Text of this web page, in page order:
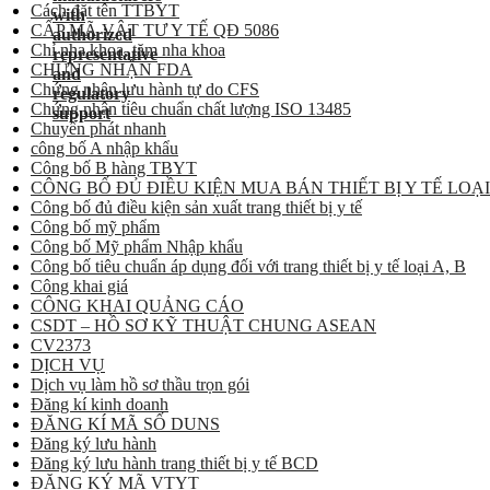
Cách đặt tên TTBYT
CẤP MÃ VẬT TƯ Y TẾ QĐ 5086
Chỉ nha khoa, tăm nha khoa
CHỨNG NHẬN FDA
Chứng nhận lưu hành tự do CFS
Chứng nhận tiêu chuẩn chất lượng ISO 13485
Chuyển phát nhanh
công bố A nhập khẩu
Công bố B hàng TBYT
CÔNG BỐ ĐỦ ĐIỀU KIỆN MUA BÁN THIẾT BỊ Y TẾ
Công bố đủ điều kiện sản xuất trang thiết bị y tế
Công bố mỹ phẩm
Công bố Mỹ phẩm Nhập khẩu
Công bố tiêu chuẩn áp dụng đối với trang thiết bị y tế loại A, B
Công khai giá
CÔNG KHAI QUẢNG CÁO
CSDT – HỒ SƠ KỸ THUẬT CHUNG ASEAN
CV2373
DỊCH VỤ
Dịch vụ làm hồ sơ thầu trọn gói
Đăng kí kinh doanh
ĐĂNG KÍ MÃ SỐ DUNS
Đăng ký lưu hành
Đăng ký lưu hành trang thiết bị y tế BCD
ĐĂNG KÝ MÃ VTYT